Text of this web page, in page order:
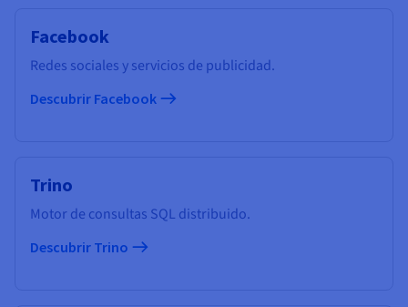
Facebook
Redes sociales y servicios de publicidad.
Descubrir Facebook
Trino
Motor de consultas SQL distribuido.
Descubrir Trino